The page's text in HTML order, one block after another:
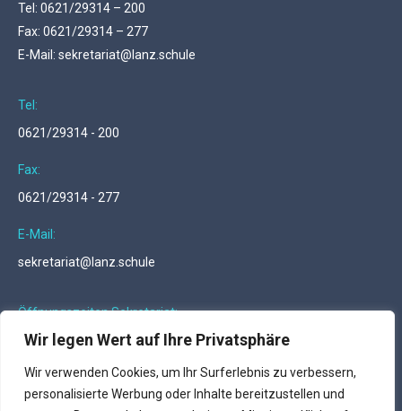
Wir legen Wert auf Ihre Privatsphäre
Wir verwenden Cookies, um Ihr Surferlebnis zu verbessern,
personalisierte Werbung oder Inhalte bereitzustellen und
Tel: 0621/29314 – 200
Fax: 0621/29314 – 277
E-Mail: sekretariat@lanz.schule
Tel:
0621/29314 - 200
Fax:
0621/29314 - 277
E-Mail:
sekretariat@lanz.schule
Öffnungszeiten Sekretariat:
Montag - Donnerstag … 07.00 – 14.00 Uhr
Finden Sie uns auf: